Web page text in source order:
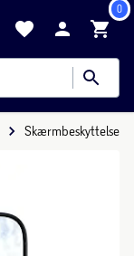
0
Skærmbeskyttelse